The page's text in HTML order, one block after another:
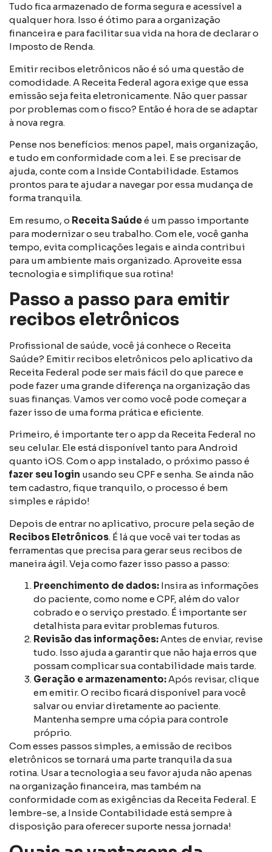
Tudo fica armazenado de forma segura e acessível a
qualquer hora. Isso é ótimo para a organização
financeira e para facilitar sua vida na hora de declarar o
Imposto de Renda.
Emitir recibos eletrônicos não é só uma questão de
comodidade. A Receita Federal agora exige que essa
emissão seja feita eletronicamente. Não quer passar
por problemas com o fisco? Então é hora de se adaptar
à nova regra.
Pense nos benefícios: menos papel, mais organização,
e tudo em conformidade com a lei. E se precisar de
ajuda, conte com a Inside Contabilidade. Estamos
prontos para te ajudar a navegar por essa mudança de
forma tranquila.
Em resumo, o Receita Saúdeé um passo importante
para modernizar o seu trabalho. Com ele, você ganha
tempo, evita complicações legais e ainda contribui
para um ambiente mais organizado. Aproveite essa
tecnologia e simplifique sua rotina!
Passo a passo para emitir
recibos eletrônicos
Profissional de saúde, você já conhece o Receita
Saúde? Emitir recibos eletrônicos pelo aplicativo da
Receita Federal pode ser mais fácil do que parece e
pode fazer uma grande diferença na organização das
suas finanças. Vamos ver como você pode começar a
fazer isso de uma forma prática e eficiente.
Primeiro, é importante ter o app da Receita Federal no
seu celular. Ele está disponível tanto para Android
quanto iOS. Com o app instalado, o próximo passo é
fazer seu login usando seu CPF e senha. Se ainda não
tem cadastro, fique tranquilo, o processo é bem
simples e rápido!
Depois de entrar no aplicativo, procure pela seção de
Recibos Eletrônicos. É lá que você vai ter todas as
ferramentas que precisa para gerar seus recibos de
maneira ágil. Veja como fazer isso passo a passo:
Preenchimento de dados: Insira as informações
do paciente, como nome e CPF, além do valor
cobrado e o serviço prestado. É importante ser
detalhista para evitar problemas futuros.
Revisão das informações:Antes de enviar, revise
tudo. Isso ajuda a garantir que não haja erros que
possam complicar sua contabilidade mais tarde.
Geração e armazenamento:Após revisar, clique
em emitir. O recibo ficará disponível para você
salvar ou enviar diretamente ao paciente.
Mantenha sempre uma cópia para controle
próprio.
Com esses passos simples, a emissão de recibos
eletrônicos se tornará uma parte tranquila da sua
rotina. Usar a tecnologia a seu favor ajuda não apenas
na organização financeira, mas também na
conformidade com as exigências da Receita Federal. E
lembre-se, a Inside Contabilidade está sempre à
disposição para oferecer suporte nessa jornada!